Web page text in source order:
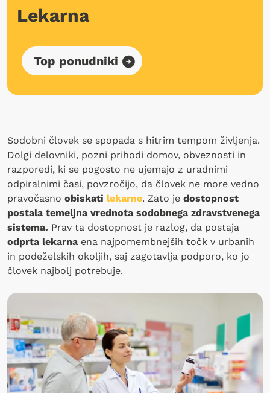
Lekarna
Top ponudniki
Sodobni človek se spopada s hitrim tempom življenja.
Dolgi delovniki, pozni prihodi domov, obveznosti in
razporedi, ki se pogosto ne ujemajo z uradnimi
odpiralnimi časi, povzročijo, da človek ne more vedno
pravočasno obiskati lekarne. Zato je dostopnost
postala temeljna vrednota sodobnega zdravstvenega
sistema. Prav ta dostopnost je razlog, da postaja
odprta lekarna ena najpomembnejših točk v urbanih
in podeželskih okoljih, saj zagotavlja podporo, ko jo
človek najbolj potrebuje.